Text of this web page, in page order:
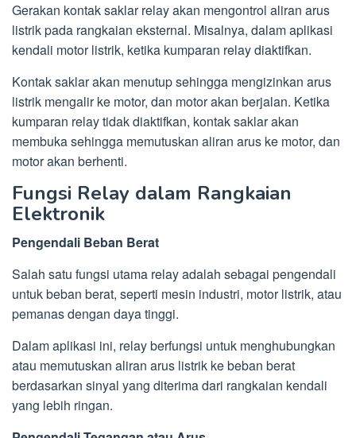
Gerakan kontak saklar relay akan mengontrol aliran arus
listrik pada rangkaian eksternal. Misalnya, dalam aplikasi
kendali motor listrik, ketika kumparan relay diaktifkan.
Kontak saklar akan menutup sehingga mengizinkan arus
listrik mengalir ke motor, dan motor akan berjalan. Ketika
kumparan relay tidak diaktifkan, kontak saklar akan
membuka sehingga memutuskan aliran arus ke motor, dan
motor akan berhenti.
Fungsi Relay dalam Rangkaian
Elektronik
Pengendali Beban Berat
Salah satu fungsi utama relay adalah sebagai pengendali
untuk beban berat, seperti mesin industri, motor listrik, atau
pemanas dengan daya tinggi.
Dalam aplikasi ini, relay berfungsi untuk menghubungkan
atau memutuskan aliran arus listrik ke beban berat
berdasarkan sinyal yang diterima dari rangkaian kendali
yang lebih ringan.